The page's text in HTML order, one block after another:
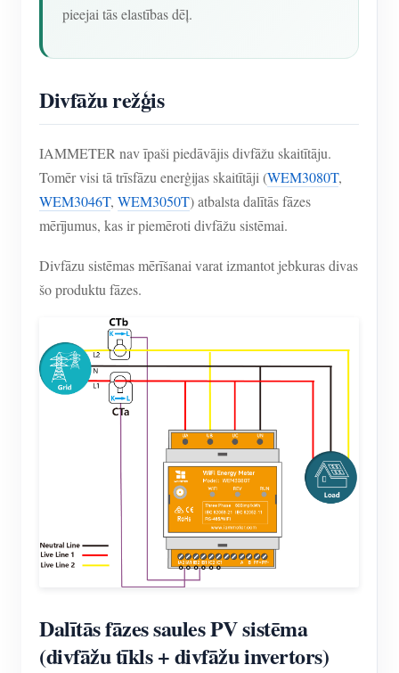
pieejai tās elastības dēļ.
Divfāžu režģis
IAMMETER nav īpaši piedāvājis divfāžu skaitītāju.
Tomēr visi tā trīsfāzu enerģijas skaitītāji (WEM3080T,
WEM3046T, WEM3050T) atbalsta dalītās fāzes
mērījumus, kas ir piemēroti divfāžu sistēmai.
Divfāzu sistēmas mērīšanai varat izmantot jebkuras divas
šo produktu fāzes.
Dalītās fāzes saules PV sistēma
(divfāžu tīkls + divfāžu invertors)